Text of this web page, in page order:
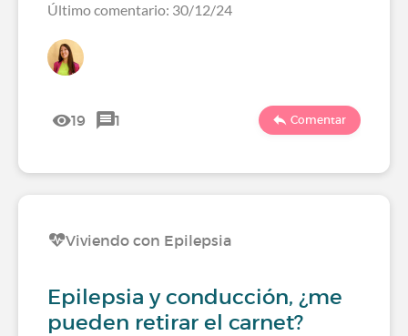
Último comentario: 30/12/24
19 1 Comentar
Viviendo con Epilepsia
Epilepsia y conducción, ¿me
pueden retirar el carnet?